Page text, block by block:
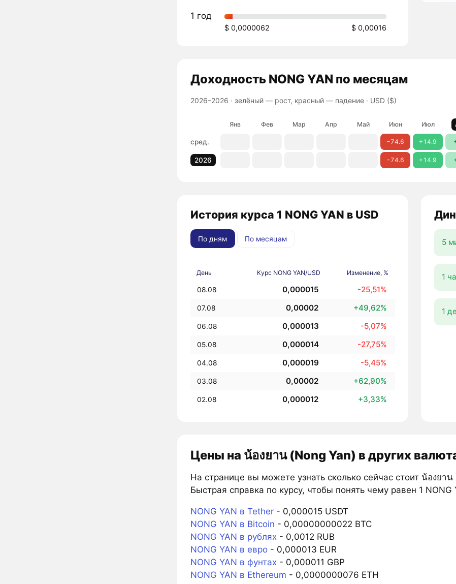
1 год
$ 0,0000062 $ 0,00016
ДоходностьNONG YAN по месяцам
2026–2026 · зелёный — рост, красный — падение· USD ($)
Янв Фев Мар Апр Май Июн Июл
сред. −74.6 +14.9
2026 −74.6 +14.9
История курса 1 NONG YAN в USD
По дням По месяцам
День Курс NONG YAN/USD Изменение, %
08.08 0,000015 -25,51%
07.08 0,00002 +49,62%
06.08 0,000013 -5,07%
05.08 0,000014 -27,75%
04.08 0,000019 -5,45%
03.08 0,00002 +62,90%
02.08 0,000012 +3,33%
5
1
1
Цены на น้องยาน (Nong Yan) в других
На странице вы можете узнать сколько сейчас стоит น้องยา
Быстрая справка по курсу, чтобы понять чему равен 1 NONG
NONG YAN в Tether- 0,000015 USDT
NONG YAN в Bitcoin - 0,00000000022 BTC
NONG YAN в рублях- 0,0012 RUB
NONG YAN в евро- 0,000013 EUR
NONG YAN в фунтах- 0,000011 GBP
NONG YAN в Ethereum - 0,0000000076 ETH